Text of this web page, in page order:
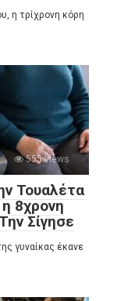
η τρίχρονη κόρη
555 views
Τουαλέτα
8χρονη
Σίγησε
γυναίκας έκανε